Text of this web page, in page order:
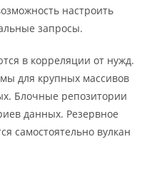
настроить
запросы.
в корреляции от нужд.
для крупных массивов
Блочные репозитории
данных. Резервное
самостоятельно вулкан